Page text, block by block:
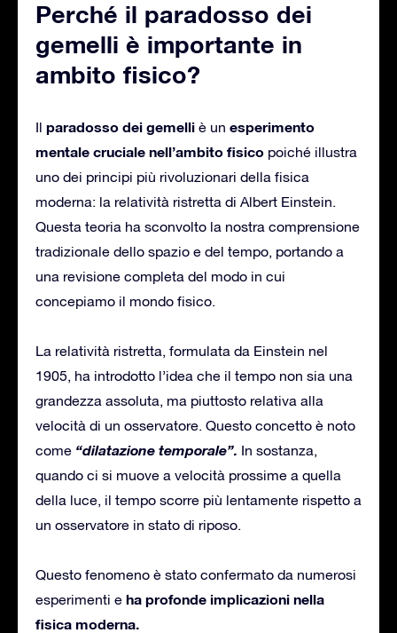
Perché il paradosso dei
gemelli è importante in
ambito fisico?
Il paradosso dei gemelli è un esperimento
mentale cruciale nell’ambito fisico poiché illustra
uno dei principi più rivoluzionari della fisica
moderna: la relatività ristretta di Albert Einstein.
Questa teoria ha sconvolto la nostra comprensione
tradizionale dello spazio e del tempo, portando a
una revisione completa del modo in cui
concepiamo il mondo fisico.
La relatività ristretta, formulata da Einstein nel
1905, ha introdotto l’idea che il tempo non sia una
grandezza assoluta, ma piuttosto relativa alla
velocità di un osservatore. Questo concetto è noto
come “dilatazione temporale”. In sostanza,
quando ci si muove a velocità prossime a quella
della luce, il tempo scorre più lentamente rispetto a
un osservatore in stato di riposo.
Questo fenomeno è stato confermato da numerosi
esperimenti e ha profonde implicazioni nella
fisica moderna.